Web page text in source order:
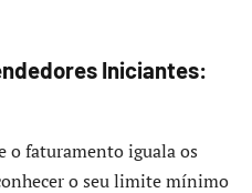
Iniciantes:
o faturamento iguala os
o seu limite mínimo